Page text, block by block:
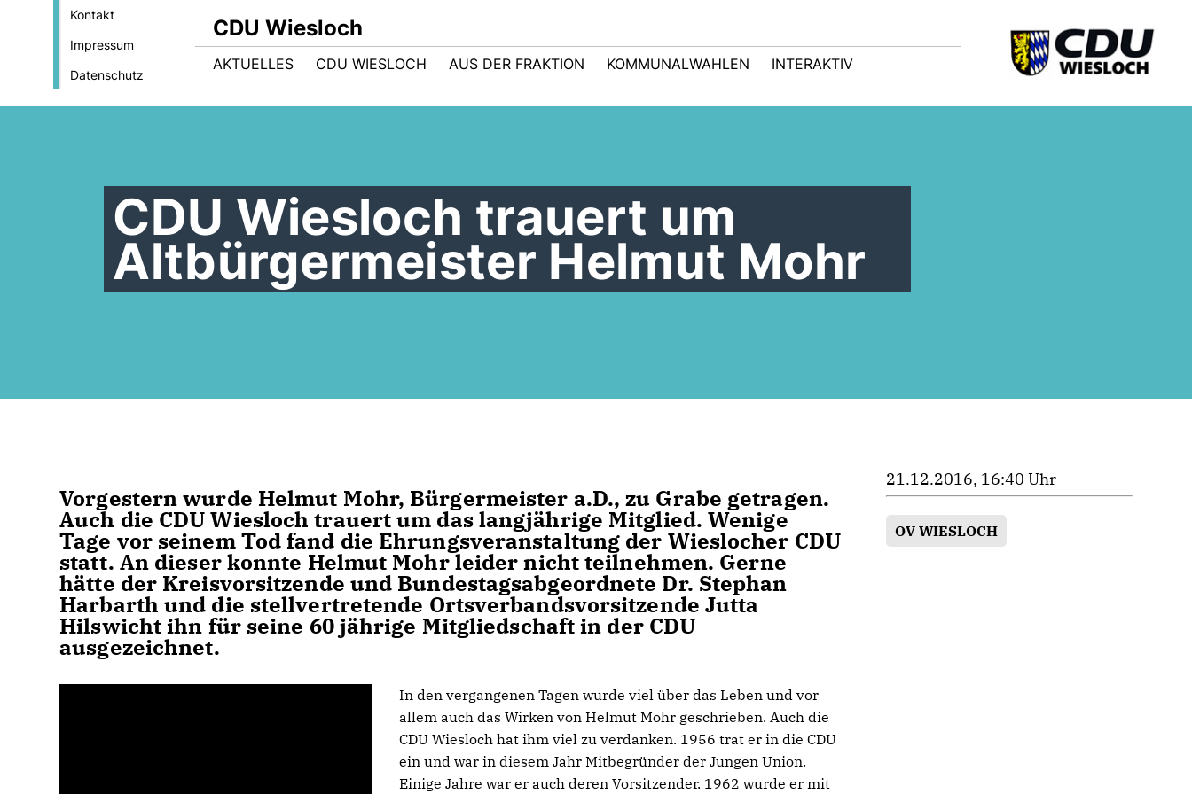
Kontakt
Impressum
Datenschutz
CDU Wiesloch
AKTUELLES CDU WIESLOCH AUS DER FRAKTION KOMMUNALWAHLEN INTERAKTIV
CDU Wiesloch trauert um
Altbürgermeister Helmut Mohr
Vorgestern wurde Helmut Mohr, Bürgermeister a.D., zu Grabe getragen.
Auch die CDU Wiesloch trauert um das langjährige Mitglied. Wenige
Tage vor seinem Tod fand die Ehrungsveranstaltung der Wieslocher CDU
statt. An dieser konnte Helmut Mohr leider nicht teilnehmen. Gerne
hätte der Kreisvorsitzende und Bundestagsabgeordnete Dr. Stephan
Harbarth und die stellvertretende Ortsverbandsvorsitzende Jutta
Hilswicht ihn für seine 60 jährige Mitgliedschaft in der CDU
ausgezeichnet.
In den vergangenen Tagen wurde viel über das Leben und vor
allem auch das Wirken von Helmut Mohr geschrieben. Auch die
CDU Wiesloch hat ihm viel zu verdanken. 1956 trat er in die CDU
ein und war in diesem Jahr Mitbegründer der Jungen Union.
Einige Jahre war er auch deren Vorsitzender. 1962 wurde er mit
21.12.2016, 16:40 Uhr
OV WIESLOCH